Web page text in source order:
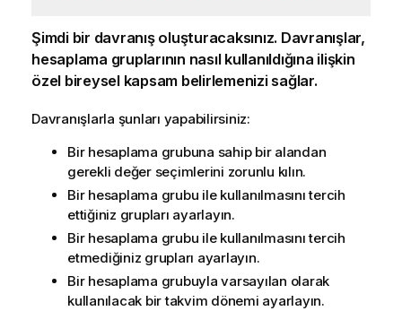
Şimdi bir davranış oluşturacaksınız. Davranışlar,
hesaplama gruplarının nasıl kullanıldığına ilişkin
özel bireysel kapsam belirlemenizi sağlar.
Davranışlarla şunları yapabilirsiniz:
Bir hesaplama grubuna sahip bir alandan
gerekli değer seçimlerini zorunlu kılın.
Bir hesaplama grubu ile kullanılmasını tercih
ettiğiniz grupları ayarlayın.
Bir hesaplama grubu ile kullanılmasını tercih
etmediğiniz grupları ayarlayın.
Bir hesaplama grubuyla varsayılan olarak
kullanılacak bir takvim dönemi ayarlayın.